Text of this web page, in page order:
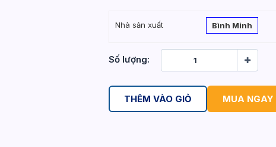
Nhà sản xuất Bình Minh
Số lượng:
THÊM VÀO GIỎ MUA NGAY